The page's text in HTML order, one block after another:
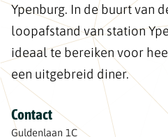
Ypenburg. In de buurt van
loopafstand van station
ideaal te bereiken voor
een uitgebreid diner.
Contact
Guldenlaan 1C